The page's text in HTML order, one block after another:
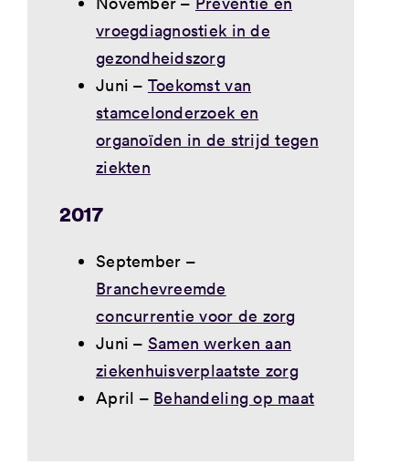
vroegdiagnostiek in de
gezondheidszorg
Juni – Toekomst van
stamcelonderzoek en
organoïden in de strijd tegen
ziekten
2017
September –
Branchevreemde
concurrentie voor de zorg
Juni – Samen werken aan
ziekenhuisverplaatste zorg
April – Behandeling op maat